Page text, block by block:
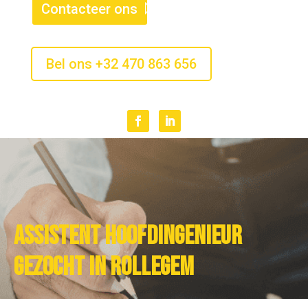
Contacteer ons
Bel ons +32 470 863 656
Assistent hoofdingenieur
gezocht in Rollegem